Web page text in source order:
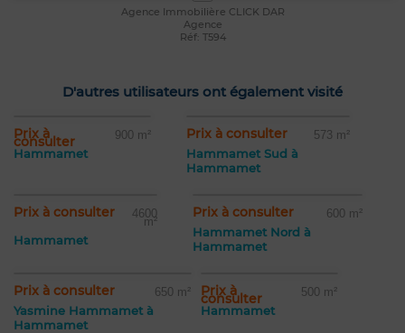
Agence Immobilière CLICK DAR
Agence
Réf: T594
D'autres utilisateurs ont également visité
Prix à
consulter 900 m²
Hammamet
Prix à consulter 573 m²
Hammamet Sud à
Hammamet
Prix à consulter 4600
m²
Hammamet
Prix à consulter 600 m²
Hammamet Nord à
Hammamet
Prix à consulter 650 m²
Yasmine Hammamet à
Hammamet
Prix à
consulter 500 m²
Hammamet